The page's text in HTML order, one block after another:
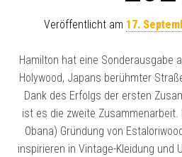
Veröffentlicht am 17.
Hamilton hat eine Sonderausgabe
Holywood, Japans berühmter
Dank des Erfolgs der ersten
ist es die zweite Zusammenarbeit.
Obana) Gründung von
inspirieren in Vintage-Kleidung und